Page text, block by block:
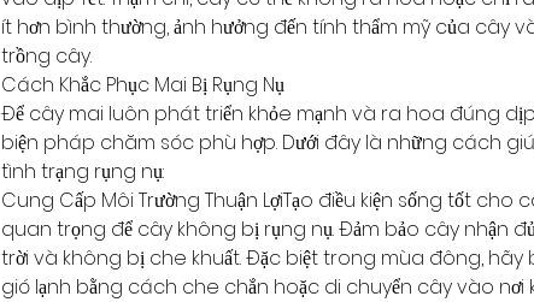
ít hơn bình thường, ảnh hưởng đến tính thẩm mỹ của cây
trồng cây.
Cách Khắc Phục Mai Bị Rụng Nụ
Để cây mai luôn phát triển khỏe mạnh và ra hoa đúng dịp
biện pháp chăm sóc phù hợp. Dưới đây là những cách
tình trạng rụng nụ:
Cung Cấp Môi Trường Thuận LợiTạo điều kiện sống tốt cho
quan trọng để cây không bị rụng nụ. Đảm bảo cây nhận
trời và không bị che khuất. Đặc biệt trong mùa đông, hãy
gió lạnh bằng cách che chắn hoặc di chuyển cây vào nơi